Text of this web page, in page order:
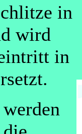
in
wird
in